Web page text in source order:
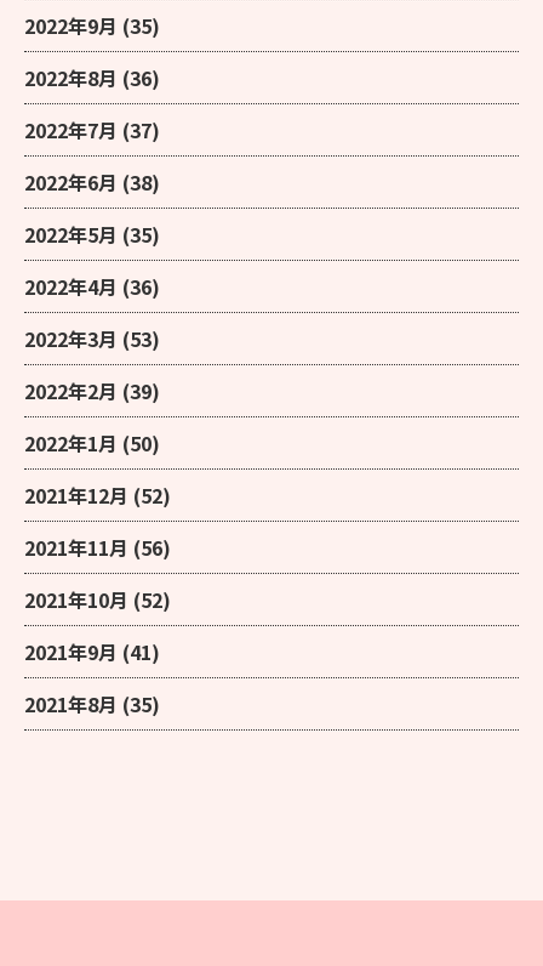
2022年9月 (35)
2022年8月 (36)
2022年7月 (37)
2022年6月 (38)
2022年5月 (35)
2022年4月 (36)
2022年3月 (53)
2022年2月 (39)
2022年1月 (50)
2021年12月 (52)
2021年11月 (56)
2021年10月 (52)
2021年9月 (41)
2021年8月 (35)